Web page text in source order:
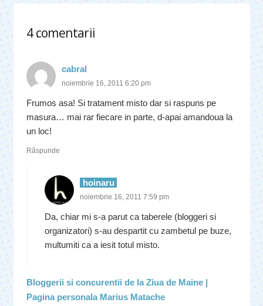
4comentarii
.
cabral
noiembrie 16, 2011 6:20 pm
Frumos asa! Si tratament misto dar si raspuns pe
masura… mai rar fiecare in parte, d-apai amandoua la
un loc!
Răspunde
hoinaru
noiembrie 16, 2011 7:59 pm
Da, chiar mi s-a parut ca taberele (bloggeri si
organizatori) s-au despartit cu zambetul pe buze,
multumiti ca a iesit totul misto.
Bloggerii si concurentii de la Ziua de Maine |
Pagina personala Marius Matache